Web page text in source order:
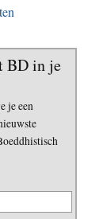
BD in je
je een